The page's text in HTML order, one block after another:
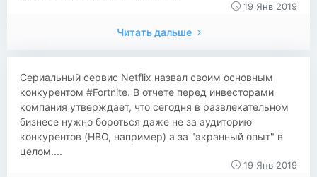
19 Янв 2019
Читать дальше
Сериальный сервис Netflix назвал своим основным
конкурентом #Fortnite. В отчете перед инвесторами
компания утверждает, что сегодня в развлекательном
бизнесе нужно бороться даже не за аудиторию
конкурентов (HBO, например) а за "экранный опыт" в
целом....
19 Янв 2019